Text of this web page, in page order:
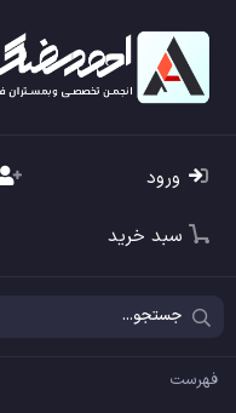
ورود
سبد خرید
فهرست